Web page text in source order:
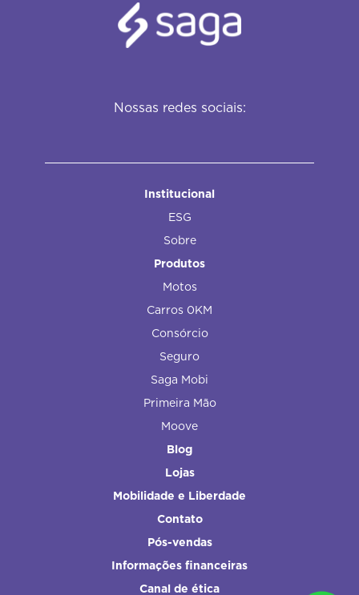
Nossas redes sociais:
Institucional
ESG
Sobre
Produtos
Motos
Carros 0KM
Consórcio
Seguro
Saga Mobi
Primeira Mão
Moove
Blog
Lojas
Mobilidade e Liberdade
Contato
Pós-vendas
Informações financeiras
Canal de ética